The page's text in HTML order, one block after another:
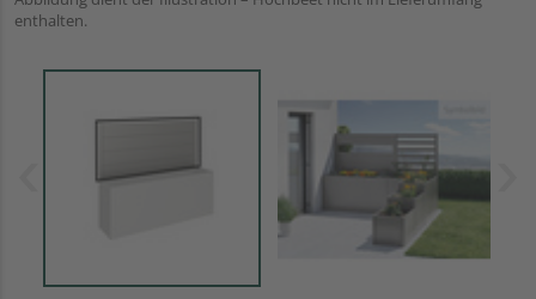
enthalten.